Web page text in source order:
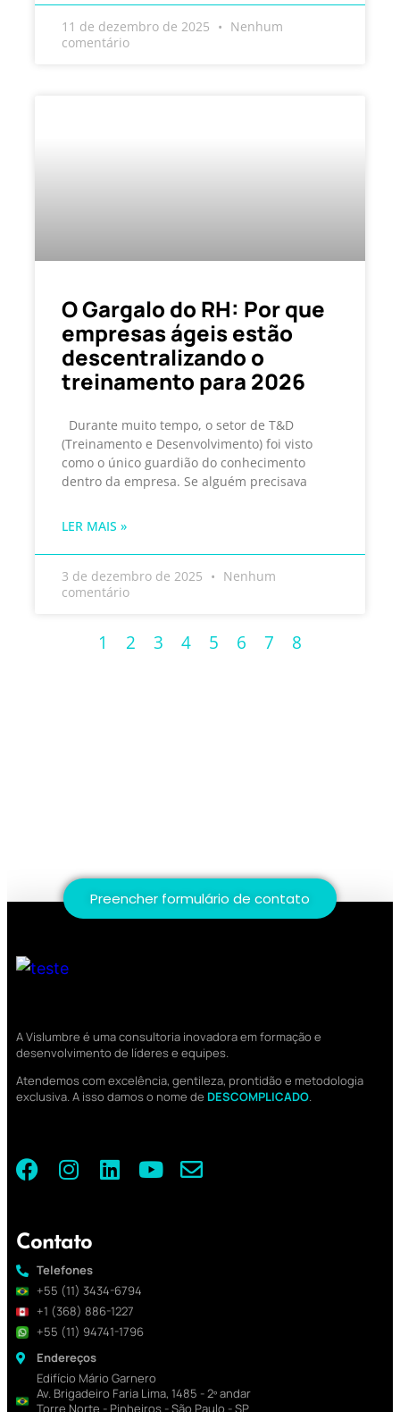
11 de dezembro de 2025
Nenhum
comentário
O Gargalo do RH: Por que
empresas ágeis estão
descentralizando o
treinamento para 2026
Durante muito tempo, o setor de T&D
(Treinamento e Desenvolvimento) foi visto
como o único guardião do conhecimento
dentro da empresa. Se alguém precisava
LER MAIS »
3 de dezembro de 2025
Nenhum
comentário
1 2 3 4 5 6 7 8
Preencher formulário de contato
A Vislumbre é uma consultoria inovadora em formação e
desenvolvimento de líderes e equipes.
Atendemos com excelência, gentileza, prontidão e metodologia
exclusiva. A isso damos o nome de DESCOMPLICADO.
Contato
Telefones
+55 (11) 3434-6794
+1 (368) 886-1227
+55 (11) 94741-1796
Endereços
Edifício Mário Garnero
Av. Brigadeiro Faria Lima, 1485 - 2º andar
Torre Norte - Pinheiros - São Paulo - SP